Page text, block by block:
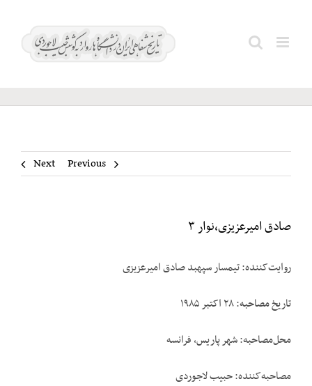
امیرعزیزی،نوار
Previous
Next
صادق امیرعزیزی،نوار ۳
روایت‌کننده: تیمسار سپهبد صادق امیرعزیزی
تاریخ مصاحبه: ۲۸ اکتبر ۱۹۸۵
محل‌مصاحبه: شهر پاریس، فرانسه
مصاحبه‌کننده: حبیب لاجوردی